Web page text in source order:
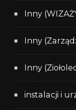
Inny
Inny
Inny
instalacji i